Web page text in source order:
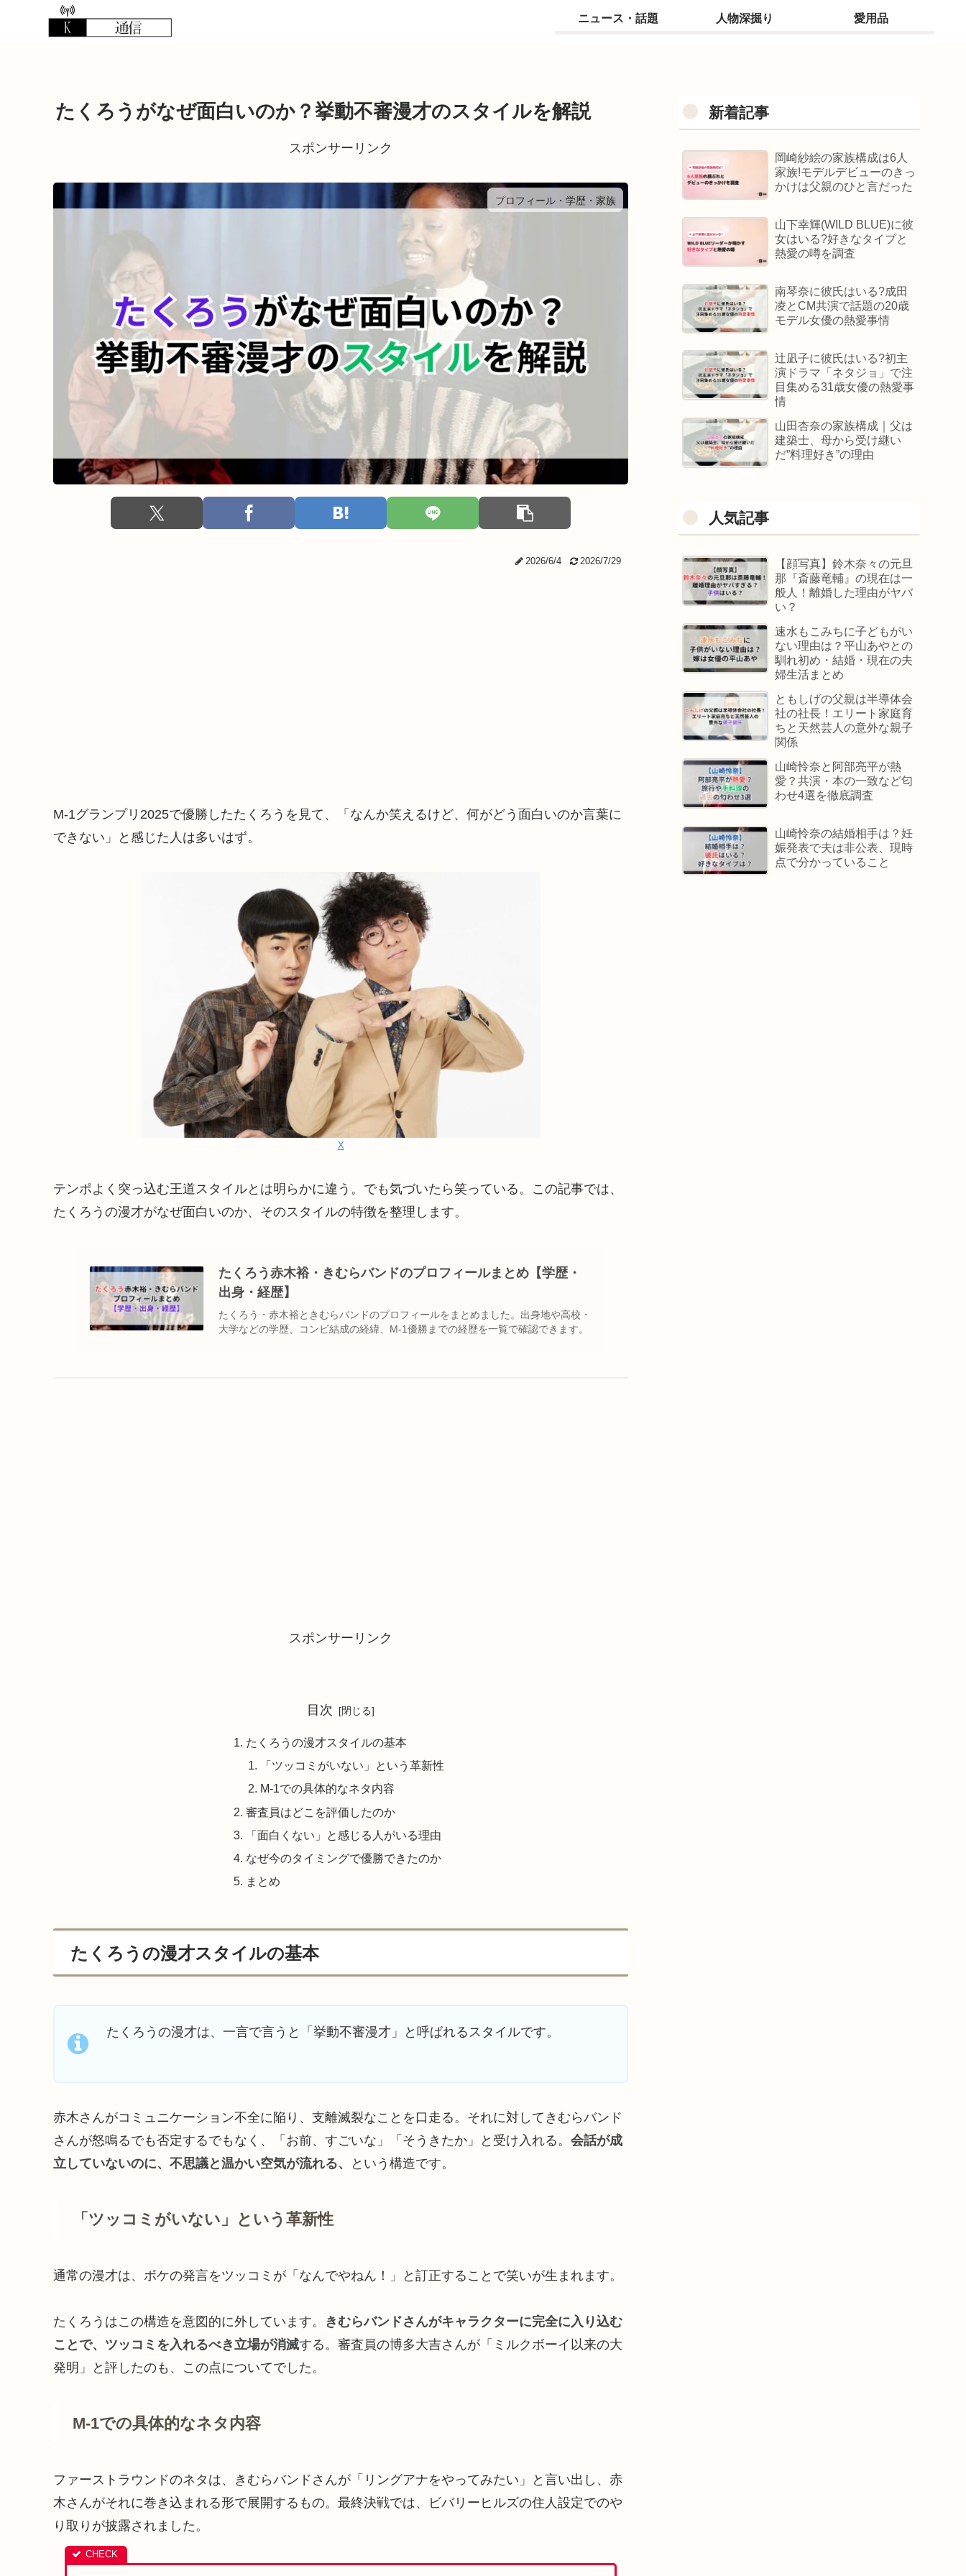
ニュース・話題 人物深掘り 愛用品
たくろうがなぜ面白いのか？挙動不審漫才のスタイルを解説
スポンサーリンク
プロフィール・学歴・家族
2026/6/4 2026/7/29
M-1グランプリ2025で優勝したたくろうを見て、「なんか笑えるけど、何がどう面白いのか言葉に
できない」と感じた人は多いはず。
X
テンポよく突っ込む王道スタイルとは明らかに違う。でも気づいたら笑っている。この記事では、
たくろうの漫才がなぜ面白いのか、そのスタイルの特徴を整理します。
たくろう赤木裕・きむらバンドのプロフィールまとめ【学歴・
出身・経歴】
たくろう・赤木裕ときむらバンドのプロフィールをまとめました。出身地や高校・
大学などの学歴、コンビ結成の経緯、M-1優勝までの経歴を一覧で確認できます。
スポンサーリンク
目次
たくろうの漫才スタイルの基本
「ツッコミがいない」という革新性
M-1での具体的なネタ内容
審査員はどこを評価したのか
「面白くない」と感じる人がいる理由
なぜ今のタイミングで優勝できたのか
まとめ
たくろうの漫才スタイルの基本
たくろうの漫才は、一言で言うと「挙動不審漫才」と呼ばれるスタイルです。
赤木さんがコミュニケーション不全に陥り、支離滅裂なことを口走る。それに対してきむらバンド
さんが怒鳴るでも否定するでもなく、「お前、すごいな」「そうきたか」と受け入れる。 会話が成
立していないのに、不思議と温かい空気が流れる、
という構造です。
「ツッコミがいない」という革新性
通常の漫才は、ボケの発言をツッコミが「なんでやねん！」と訂正することで笑いが生まれます。
たくろうはこの構造を意図的に外しています。 きむらバンドさんがキャラクターに完全に入り込む
ことで、ツッコミを入れるべき立場が消滅する。審査員の博多大吉さんが「ミルクボーイ以来の大
発明」と評したのも、この点についてでした。
M-1での具体的なネタ内容
ファーストラウンドのネタは、きむらバンドさんが「リングアナをやってみたい」と言い出し、赤
木さんがそれに巻き込まれる形で展開するもの。最終決戦では、ビバリーヒルズの住人設定でのや
り取りが披露されました。
新着記事
岡崎紗絵の家族構成は6人
家族!モデルデビューのきっ
かけは父親のひと言だった
山下幸輝(WILD BLUE)に彼
女はいる?好きなタイプと
熱愛の噂を調査
南琴奈に彼氏はいる?成田
凌とCM共演で話題の20歳
モデル女優の熱愛事情
辻凪子に彼氏はいる?初主
演ドラマ「ネタジョ」で注
目集める31歳女優の熱愛事
情
山田杏奈の家族構成｜父は
建築士、母から受け継い
だ”料理好き”の理由
人気記事
【顔写真】鈴木奈々の元旦
那『斎藤竜輔』の現在は一
般人！離婚した理由がヤバ
い？
速水もこみちに子どもがい
ない理由は？平山あやとの
馴れ初め・結婚・現在の夫
婦生活まとめ
ともしげの父親は半導体会
社の社長！エリート家庭育
ちと天然芸人の意外な親子
関係
山崎怜奈と阿部亮平が熱
愛？共演・本の一致など匂
わせ4選を徹底調査
山崎怜奈の結婚相手は？妊
娠発表で夫は非公表、現時
点で分かっていること